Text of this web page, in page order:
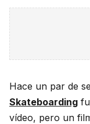
Hace un par de
Skateboarding
vídeo, pero un